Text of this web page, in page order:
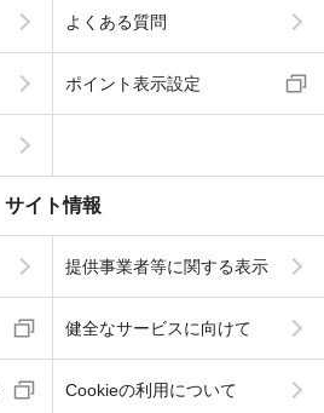
よくある質問
ポイント表示設定
サイト情報
提供事業者等に関する表示
健全なサービスに向けて
Cookieの利用について